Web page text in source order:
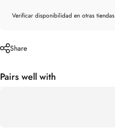
Verificar disponibilidad en otras tiendas
Share
Pairs well with